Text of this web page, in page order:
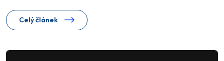
Celý článek